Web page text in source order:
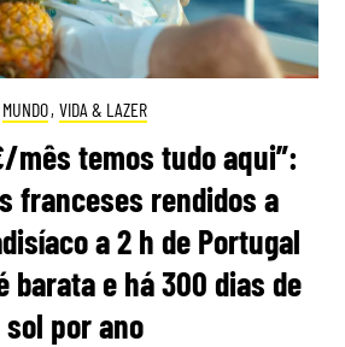
MUNDO, VIDA & LAZER
mês temos tudo aqui”:
franceses rendidos a
a 2 h de Portugal
barata e há 300 dias de
sol por ano